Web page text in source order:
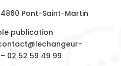
Pont-Saint-Martin
publication
– 02 52 59 49 99